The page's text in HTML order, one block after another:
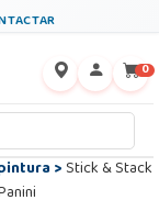
0
>Stick & Stack